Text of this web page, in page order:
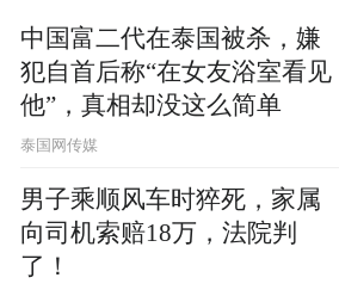
华人产生影响，在沙特看
地的华人游客。
会谈中，池小燕着重介绍了
网的主要特色和全球华语
就跨文化传播和旅游资源
观点。她表示，凤凰希望
中国富二代在泰国被杀，嫌
犯自首后称“在女友浴室看见
他”，真相却没这么简单
泰国网传媒
男子乘顺风车时猝死，家属
向司机索赔18万，法院判
了！